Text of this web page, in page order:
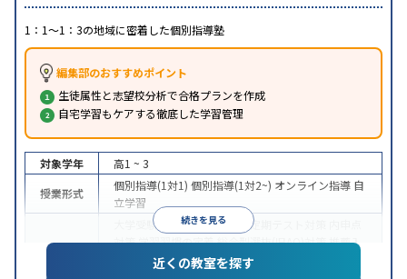
1：1～1：3の地域に密着した個別指導塾
編集部のおすすめポイント
生徒属性と志望校分析で合格プランを作成
自宅学習もケアする徹底した学習管理
続きを見る
対象学年
高1 ~ 3
授業形式
個別指導(1対1) 個別指導(1対2~) オンライン指導 自
立学習
大学受験 医学部受験 授業・定期テスト対策
対策学習習慣の定着総合型選抜(旧AO)対策推薦入
学校別特化対策 国公立大対策
近くの教室を探す